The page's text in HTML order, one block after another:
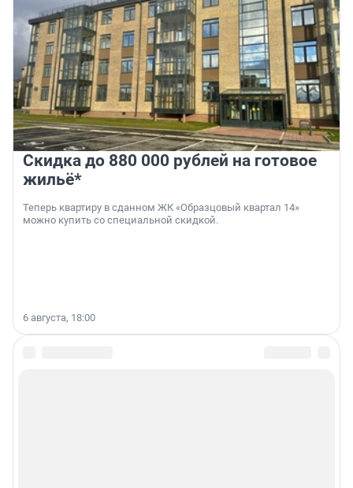
Скидка до 880 000 рублей на готовое
жильё*
Теперь квартиру в сданном ЖК «Образцовый квартал 14»
можно купить со специальной скидкой.
6 августа, 18:00